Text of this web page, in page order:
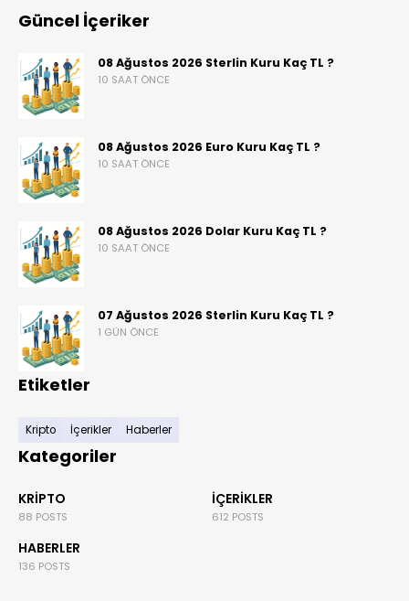
Güncel İçeriker
08 Ağustos 2026 Sterlin Kuru Kaç TL ?
10 SAAT ÖNCE
08 Ağustos 2026 Euro Kuru Kaç TL ?
10 SAAT ÖNCE
08 Ağustos 2026 Dolar Kuru Kaç TL ?
10 SAAT ÖNCE
07 Ağustos 2026 Sterlin Kuru Kaç TL ?
1 GÜN ÖNCE
Etiketler
Kripto İçerikler Haberler
Kategoriler
KRIPTO
88 POSTS
İÇERIKLER
612 POSTS
HABERLER
136 POSTS